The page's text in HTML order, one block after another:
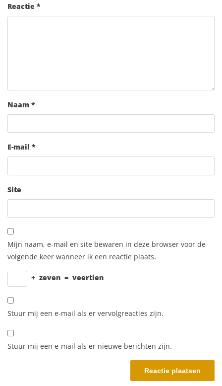
Reactie *
Naam *
E-mail *
Site
Mijn naam, e-mail en site bewaren in deze browser voor de
volgende keer wanneer ik een reactie plaats.
+ zeven = veertien
Stuur mij een e-mail als er vervolgreacties zijn.
Stuur mij een e-mail als er nieuwe berichten zijn.